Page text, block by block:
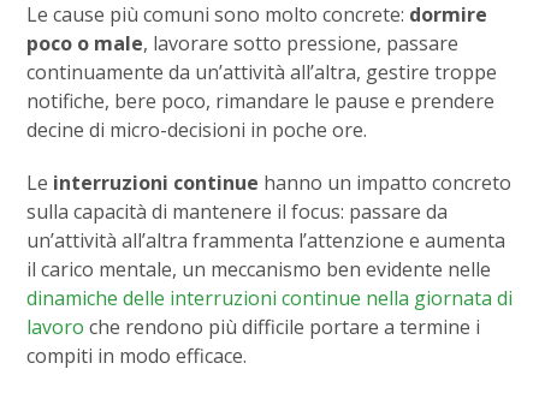
Le cause più comuni sono molto concrete: dormire
poco o male, lavorare sotto pressione, passare
continuamente da un’attività all’altra, gestire troppe
notifiche, bere poco, rimandare le pause e prendere
decine di micro-decisioni in poche ore.
Le interruzioni continue hanno un impatto concreto
sulla capacità di mantenere il focus: passare da
un’attività all’altra frammenta l’attenzione e aumenta
il carico mentale, un meccanismo ben evidente nelle
dinamiche delle interruzioni continue nella giornata di
lavoro che rendono più difficile portare a termine i
compiti in modo efficace.